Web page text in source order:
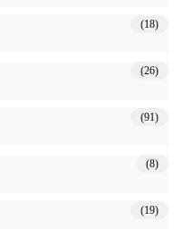
(18)
(26)
(91)
(8)
(19)